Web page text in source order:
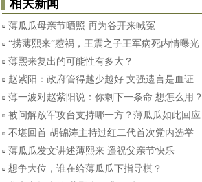
相关新闻
薄瓜瓜母亲节晒照 再为谷开来喊冤
“捞薄熙来”惹祸，王震之子王军病死内情曝光
薄熙来复出的可能性有多大？
赵紫阳：政府管得越少越好 文强遗言是血证
薄一波对赵紫阳说：你剩下一条命 想怎么用？
被问解放军攻台支持哪一方？薄瓜瓜如此回应
不堪回首 胡锦涛主持过红二代首次党内选举
薄瓜瓜发文讲述薄熙来 遥祝父亲节快乐
想争大位，谁在给薄瓜瓜下指导棋？